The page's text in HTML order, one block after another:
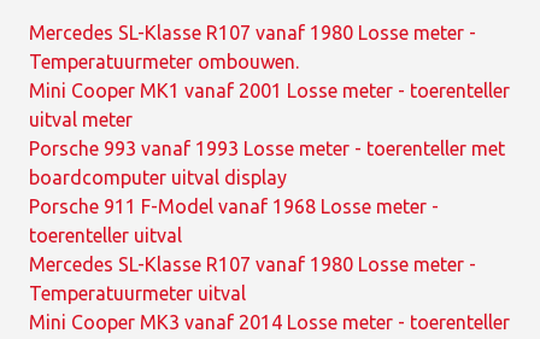
Mercedes SL-Klasse R107 vanaf 1980 Losse meter -
Temperatuurmeter ombouwen.
Mini Cooper MK1 vanaf 2001 Losse meter - toerenteller
uitval meter
Porsche 993 vanaf 1993 Losse meter - toerenteller met
boardcomputer uitval display
Porsche 911 F-Model vanaf 1968 Losse meter -
toerenteller uitval
Mercedes SL-Klasse R107 vanaf 1980 Losse meter -
Temperatuurmeter uitval
Mini Cooper MK3 vanaf 2014 Losse meter - toerenteller